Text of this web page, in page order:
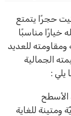
حجرًا يتمتع
مناسبًا
للعديد
الجمالية
:
للغاية